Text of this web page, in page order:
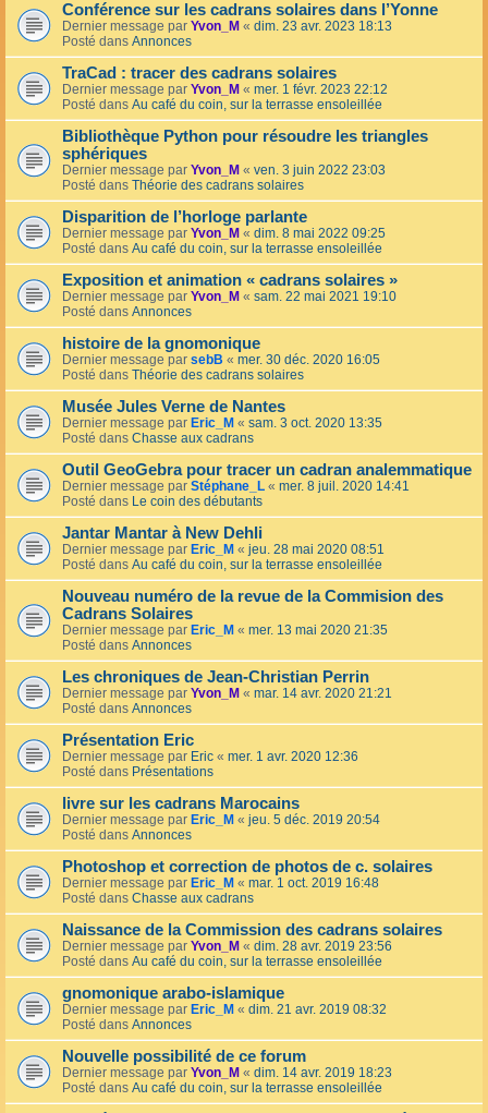
Conférence sur les cadrans solaires dans l’Yonne
Dernier message par Yvon_M « dim. 23 avr. 2023 18:13
Posté dans Annonces
TraCad : tracer des cadrans solaires
Dernier message par Yvon_M « mer. 1 févr. 2023 22:12
Posté dans Au café du coin, sur la terrasse ensoleillée
Bibliothèque Python pour résoudre les triangles
sphériques
Dernier message par Yvon_M « ven. 3 juin 2022 23:03
Posté dans Théorie des cadrans solaires
Disparition de l’horloge parlante
Dernier message par Yvon_M « dim. 8 mai 2022 09:25
Posté dans Au café du coin, sur la terrasse ensoleillée
Exposition et animation « cadrans solaires »
Dernier message par Yvon_M « sam. 22 mai 2021 19:10
Posté dans Annonces
histoire de la gnomonique
Dernier message par sebB « mer. 30 déc. 2020 16:05
Posté dans Théorie des cadrans solaires
Musée Jules Verne de Nantes
Dernier message par Eric_M « sam. 3 oct. 2020 13:35
Posté dans Chasse aux cadrans
Outil GeoGebra pour tracer un cadran analemmatique
Dernier message par Stéphane_L « mer. 8 juil. 2020 14:41
Posté dans Le coin des débutants
Jantar Mantar à New Dehli
Dernier message par Eric_M « jeu. 28 mai 2020 08:51
Posté dans Au café du coin, sur la terrasse ensoleillée
Nouveau numéro de la revue de la Commision des
Cadrans Solaires
Dernier message par Eric_M « mer. 13 mai 2020 21:35
Posté dans Annonces
Les chroniques de Jean-Christian Perrin
Dernier message par Yvon_M « mar. 14 avr. 2020 21:21
Posté dans Annonces
Présentation Eric
Dernier message par Eric « mer. 1 avr. 2020 12:36
Posté dans Présentations
livre sur les cadrans Marocains
Dernier message par Eric_M « jeu. 5 déc. 2019 20:54
Posté dans Annonces
Photoshop et correction de photos de c. solaires
Dernier message par Eric_M « mar. 1 oct. 2019 16:48
Posté dans Chasse aux cadrans
Naissance de la Commission des cadrans solaires
Dernier message par Yvon_M « dim. 28 avr. 2019 23:56
Posté dans Au café du coin, sur la terrasse ensoleillée
gnomonique arabo-islamique
Dernier message par Eric_M « dim. 21 avr. 2019 08:32
Posté dans Annonces
Nouvelle possibilité de ce forum
Dernier message par Yvon_M « dim. 14 avr. 2019 18:23
Posté dans Au café du coin, sur la terrasse ensoleillée